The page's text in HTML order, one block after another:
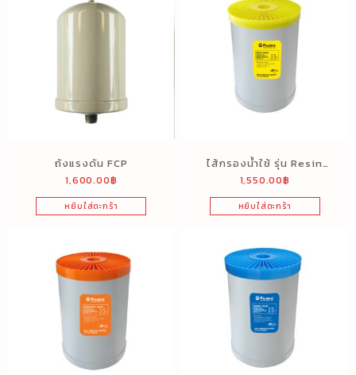
ถังแรงดัน FCP
1,600.00฿
หยิบใส่ตะกร้า
ไส้กรองน้ำใช้ รุ่น Resin
Filter
1,550.00฿
หยิบใส่ตะกร้า